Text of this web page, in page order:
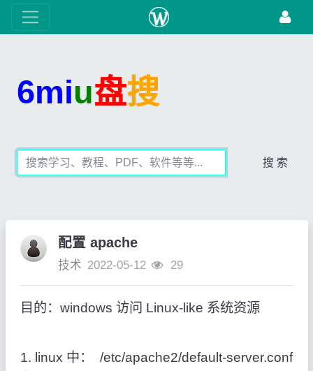
6miu盘搜
搜 索
配置 apache
技术 2022-05-12 29
目的：windows 访问 Linux-like 系统资源
1. linux 中： /etc/apache2/default-server.conf